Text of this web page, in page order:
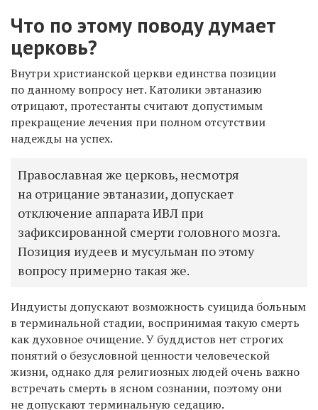
Что по этому поводу думает
церковь?
Внутри христианской церкви единства позиции
по данному вопросу нет. Католики эвтаназию
отрицают, протестанты считают допустимым
прекращение лечения при полном отсутствии
надежды на успех.
Православная же церковь, несмотря
на отрицание эвтаназии, допускает
отключение аппарата ИВЛ при
зафиксированной смерти головного мозга.
Позиция иудеев и мусульман по этому
вопросу примерно такая же.
Индуисты допускают возможность суицида больным
в терминальной стадии, воспринимая такую смерть
как духовное очищение. У буддистов нет строгих
понятий о безусловной ценности человеческой
жизни, однако для религиозных людей очень важно
встречать смерть в ясном сознании, поэтому они
не допускают терминальную седацию.